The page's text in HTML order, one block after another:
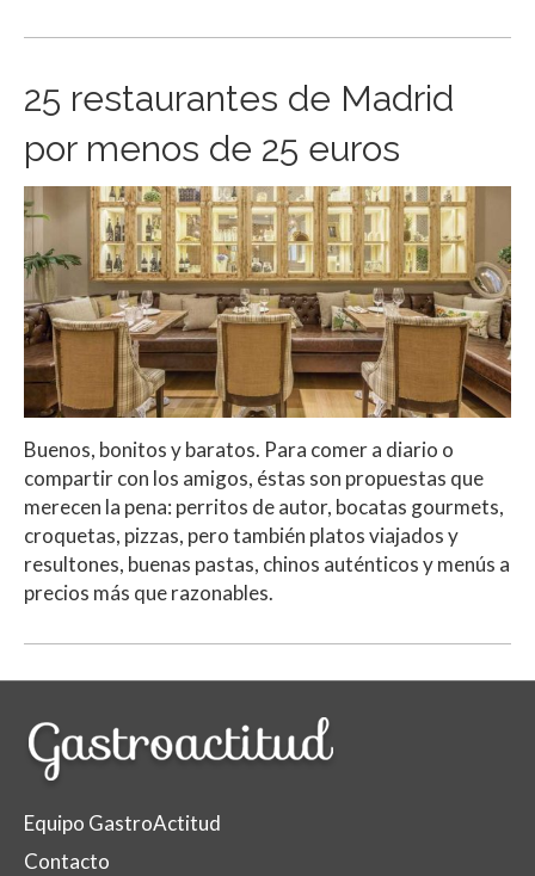
25 restaurantes de Madrid
por menos de 25 euros
Buenos, bonitos y baratos. Para comer a diario o
compartir con los amigos, éstas son propuestas que
merecen la pena: perritos de autor, bocatas gourmets,
croquetas, pizzas, pero también platos viajados y
resultones, buenas pastas, chinos auténticos y menús a
precios más que razonables.
Equipo GastroActitud
Contacto